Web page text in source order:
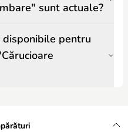
sunt actuale?
pentru